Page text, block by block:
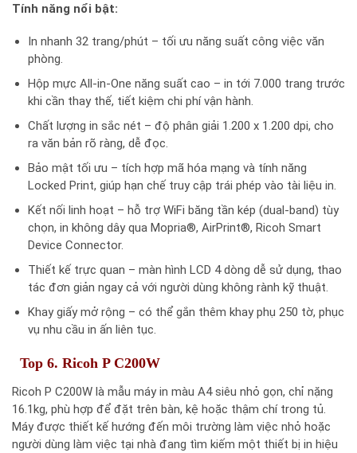
Tính năng nổi bật:
In nhanh 32 trang/phút – tối ưu năng suất công việc văn
phòng.
Hộp mực All-in-One năng suất cao – in tới 7.000 trang trước
khi cần thay thế, tiết kiệm chi phí vận hành.
Chất lượng in sắc nét – độ phân giải 1.200 x 1.200 dpi, cho
ra văn bản rõ ràng, dễ đọc.
Bảo mật tối ưu – tích hợp mã hóa mạng và tính năng
Locked Print, giúp hạn chế truy cập trái phép vào tài liệu in.
Kết nối linh hoạt – hỗ trợ WiFi băng tần kép (dual-band) tùy
chọn, in không dây qua Mopria®, AirPrint®, Ricoh Smart
Device Connector.
Thiết kế trực quan – màn hình LCD 4 dòng dễ sử dụng, thao
tác đơn giản ngay cả với người dùng không rành kỹ thuật.
Khay giấy mở rộng – có thể gắn thêm khay phụ 250 tờ, phục
vụ nhu cầu in ấn liên tục.
Top 6. Ricoh P C200W
Ricoh P C200W là mẫu máy in màu A4 siêu nhỏ gọn, chỉ nặng
16.1kg, phù hợp để đặt trên bàn, kệ hoặc thậm chí trong tủ.
Máy được thiết kế hướng đến môi trường làm việc nhỏ hoặc
người dùng làm việc tại nhà đang tìm kiếm một thiết bị in hiệu